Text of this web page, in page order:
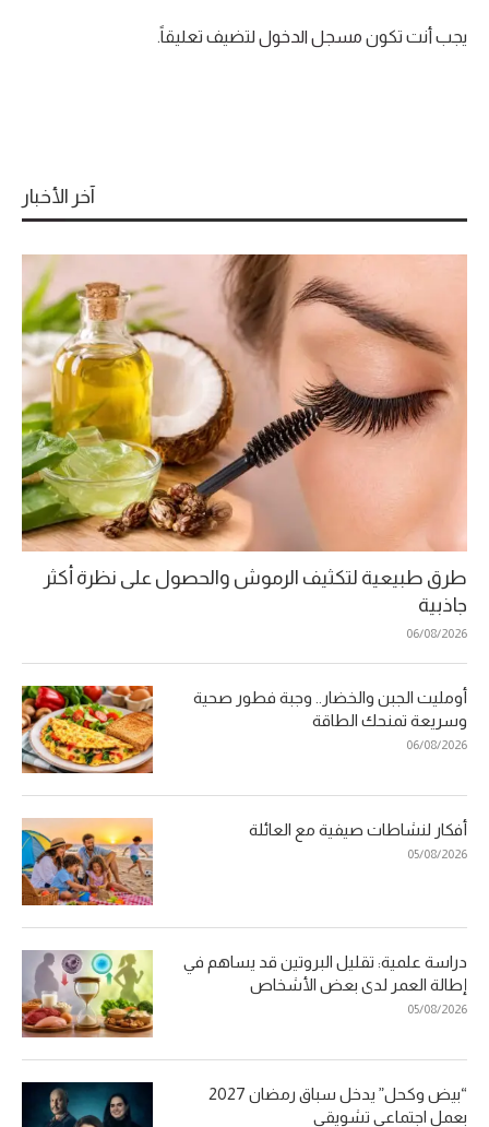
يجب أنت تكون مسجل الدخول لتضيف تعليقاً.
آخر الأخبار
طرق طبيعية لتكثيف الرموش والحصول على نظرة أكثر
جاذبية
06/08/2026
أومليت الجبن والخضار.. وجبة فطور صحية
وسريعة تمنحك الطاقة
06/08/2026
أفكار لنشاطات صيفية مع العائلة
05/08/2026
دراسة علمية: تقليل البروتين قد يساهم في
إطالة العمر لدى بعض الأشخاص
05/08/2026
“بيض وكحل” يدخل سباق رمضان 2027
بعمل اجتماعي تشويقي